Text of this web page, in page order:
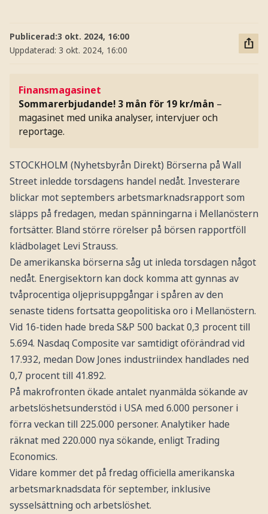
Publicerad:3 okt. 2024, 16:00
Uppdaterad: 3 okt. 2024, 16:00
Finansmagasinet
Sommarerbjudande! 3 mån för 19 kr/mån –
magasinet med unika analyser, intervjuer och
reportage.
STOCKHOLM (Nyhetsbyrån Direkt) Börserna på Wall
Street inledde torsdagens handel nedåt. Investerare
blickar mot septembers arbetsmarknadsrapport som
släpps på fredagen, medan spänningarna i Mellanöstern
fortsätter. Bland större rörelser på börsen rapportföll
klädbolaget Levi Strauss.
De amerikanska börserna såg ut inleda torsdagen något
nedåt. Energisektorn kan dock komma att gynnas av
tvåprocentiga oljeprisuppgångar i spåren av den
senaste tidens fortsatta geopolitiska oro i Mellanöstern.
Vid 16-tiden hade breda S&P 500 backat 0,3 procent till
5.694. Nasdaq Composite var samtidigt oförändrad vid
17.932, medan Dow Jones industriindex handlades ned
0,7 procent till 41.892.
På makrofronten ökade antalet nyanmälda sökande av
arbetslöshetsunderstöd i USA med 6.000 personer i
förra veckan till 225.000 personer. Analytiker hade
räknat med 220.000 nya sökande, enligt Trading
Economics.
Vidare kommer det på fredag officiella amerikanska
arbetsmarknadsdata för september, inklusive
sysselsättning och arbetslöshet.